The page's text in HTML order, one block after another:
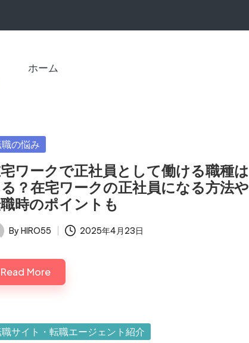
ホーム
の悩み
ワークで正社員として働ける職種は
？在宅ワークの正社員になる方法や
時のポイントも
By HIRO55 2025年4月23日
Read More
サイト・転職エージェント紹介